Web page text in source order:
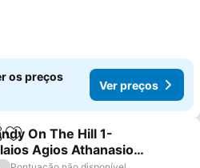
os preços
Ver preços
Adicionar aos favoritos
On The Hill 1-
Agios Athanasios-